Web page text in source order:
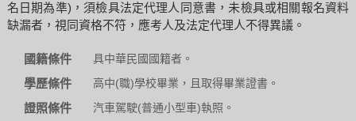
名日期為準)，須檢具法定代理人同意書，未檢具或相關報名資料
缺漏者，視同資格不符，應考人及法定代理人不得異議。
國籍條件 具中華民國國籍者。
學歷條件 高中(職)學校畢業，且取得畢業證書。
證照條件 汽車駕駛(普通小型車)執照。